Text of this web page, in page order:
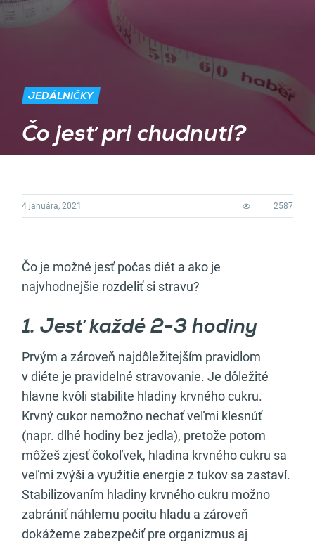
JEDÁLNIČKY
Čo jesť pri chudnutí?
4 januára, 2021 2587
Čo je možné jesť počas diét a ako je
najvhodnejšie rozdeliť si stravu?
1. Jesť každé 2-3 hodiny
Prvým a zároveň najdôležitejším pravidlom
v diéte je pravidelné stravovanie. Je dôležité
hlavne kvôli stabilite hladiny krvného cukru.
Krvný cukor nemožno nechať veľmi klesnúť
(napr. dlhé hodiny bez jedla), pretože potom
môžeš zjesť čokoľvek, hladina krvného cukru sa
veľmi zvýši a využitie energie z tukov sa zastaví.
Stabilizovaním hladiny krvného cukru možno
zabrániť náhlemu pocitu hladu a zároveň
dokážeme zabezpečiť pre organizmus aj